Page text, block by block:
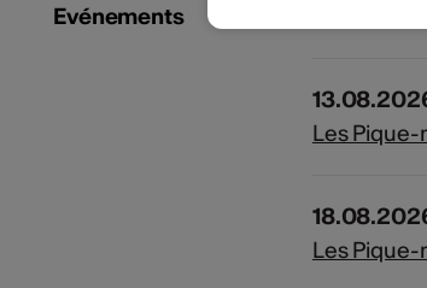
Evénements
Les
Les